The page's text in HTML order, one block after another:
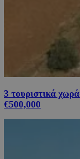
3 τουριστικά
€500,000